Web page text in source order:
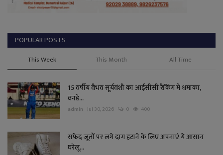
POPULAR POSTS
This Week This Month All Time
15 वर्षीय वैभव सूर्यवंशी का आईसीसी रैंकिंग में धमाका,
वनडे...
admin Jul 30, 2026 0 400
सफेद जूतों पर लगे दाग हटाने के लिए अपनाएं ये आसान
घरेलू...